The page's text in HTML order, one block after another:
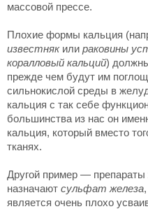
массовой прессе.
Плохие формы кальция
известнякили раковины
коралловый кальций)
прежде чем будут им
сильнокислой среды в
кальция с так себе
большинства из нас он
кальция, который вместо
тканях.
Другой пример —
назначают сульфат железа
является очень плохо